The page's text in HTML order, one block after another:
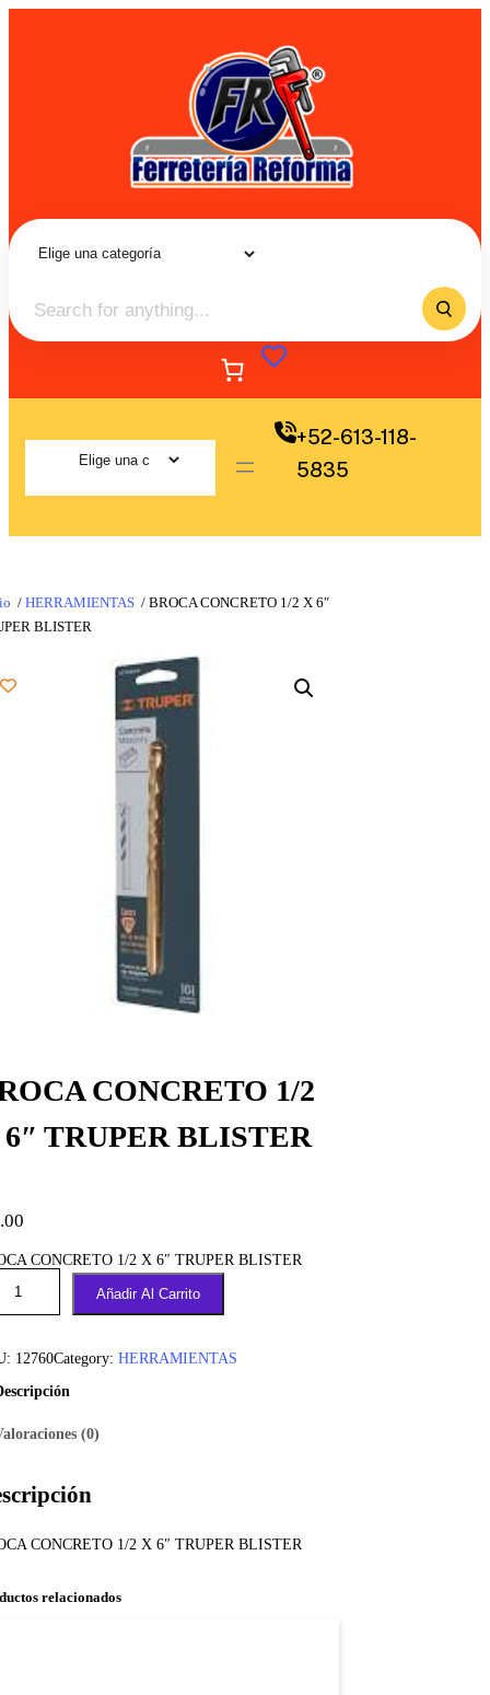
+52-613-118-
5835
/ HERRAMIENTAS / BROCA CONCRETO 1/2 X 6″
BLISTER
CONCRETO 1/2
TRUPER BLISTER
CONCRETO 1/2 X 6″ TRUPER BLISTER
Añadir Al Carrito
12760Category: HERRAMIENTAS
(0)
CONCRETO 1/2 X 6″ TRUPER BLISTER
relacionados